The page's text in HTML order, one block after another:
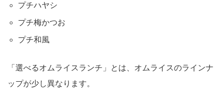
プチハヤシ
プチ梅かつお
プチ和風
「選べるオムライスランチ」とは、オムライスのラインナ
ップが少し異なります。